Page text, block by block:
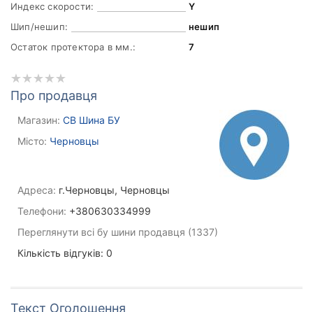
Индекс скорости:
Y
Шип/нешип:
нешип
Остаток протектора в мм.:
7
Про продавця
Магазин: СВ Шина БУ
Місто: Черновцы
Адреса: г.Черновцы, Черновцы
Телефони: +380630334999
Переглянути всі бу шини продавця (1337)
Кількість відгуків: 0
Текст Оголошення